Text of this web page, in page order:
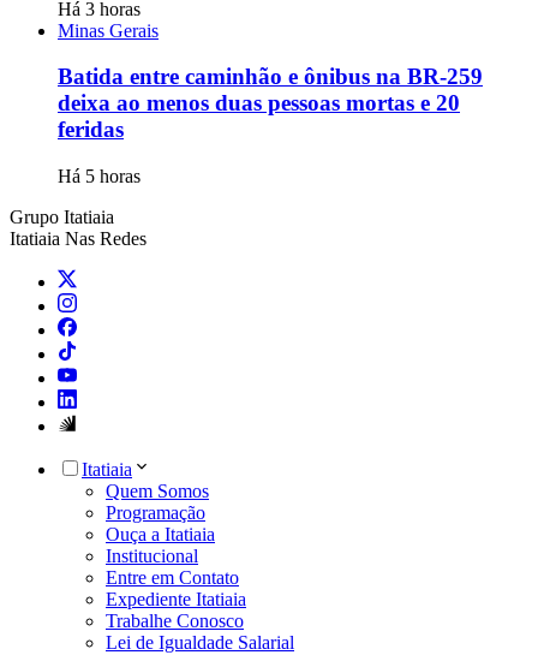
Há 3 horas
Minas Gerais
Batida entre caminhão e ônibus na BR-259
deixa ao menos duas pessoas mortas e 20
feridas
Há 5 horas
Grupo Itatiaia
Itatiaia Nas Redes
Itatiaia
Quem Somos
Programação
Ouça a Itatiaia
Institucional
Entre em Contato
Expediente Itatiaia
Trabalhe Conosco
Lei de Igualdade Salarial